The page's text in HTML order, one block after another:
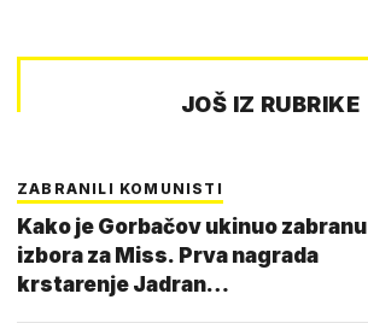
JOŠ IZ RUBRIKE
ZABRANILI KOMUNISTI
Kako je Gorbačov ukinuo zabranu
izbora za Miss. Prva nagrada
krstarenje Jadran…